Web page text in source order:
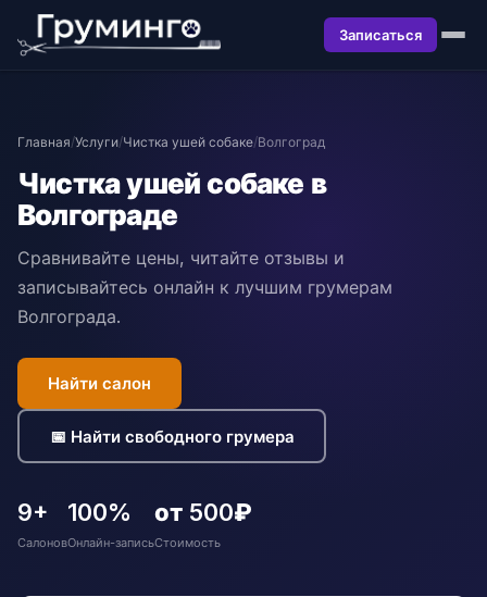
Записаться
Главная/Услуги/Чистка ушей собаке/Волгоград
Чистка ушей собаке в
Волгограде
Сравнивайте цены, читайте отзывы и
записывайтесь онлайн к лучшим грумерам
Волгограда.
Найти салон
📅 Найти свободного грумера
9+
Салонов
100%
Онлайн-запись
от 500₽
Стоимость